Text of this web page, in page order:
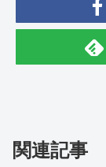
関連記事